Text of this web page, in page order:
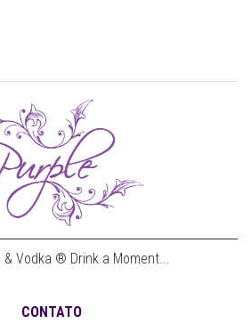
& Vodka ® Drink a Moment...
CONTATO